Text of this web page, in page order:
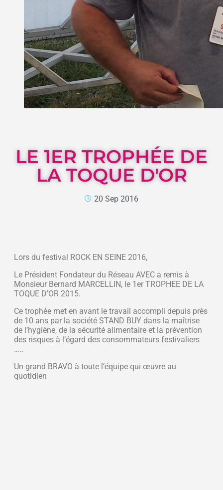
LE 1ER TROPHÉE DE
LA TOQUE D'OR
20 Sep 2016
Lors du festival ROCK EN SEINE 2016,
Le Président Fondateur du Réseau AVEC a remis à
Monsieur Bernard MARCELLIN, le 1er TROPHEE DE LA
TOQUE D’OR 2015.
Ce trophée met en avant le travail accompli depuis près
de 10 ans par la société STAND BUY dans la maîtrise
de l’hygiène, de la sécurité alimentaire et la prévention
des risques à l’égard des consommateurs festivaliers
…..
Un grand BRAVO à toute l’équipe qui œuvre au
quotidien